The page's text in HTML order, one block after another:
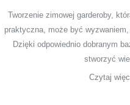
Tworzenie zimowej garderoby,
praktyczna, może być
Dzięki odpowiednio dobranym
stworzyć
Czytaj